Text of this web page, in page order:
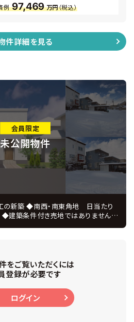
例 97,469 万円（税込）
件詳細を見る
会員限定
未公開物件
の新築 ◆南西・南東角地 日当たり
建築条件付き売地ではありません
らのアフターフォローも充実！ ■物
床面積97.72㎡ ・ 敷地面積99.35
道・南東8.0ｍ公道 ・ 高断熱のトリ
＆照明付 ・ 主寝室にはウォークイン
収納あり
をご覧いただくには
登録が必要です
ログイン